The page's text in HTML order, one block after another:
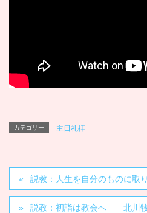
カテゴリー 主日礼拝
説教：人生を自分のものに
説教：初詣は教会へ 北川